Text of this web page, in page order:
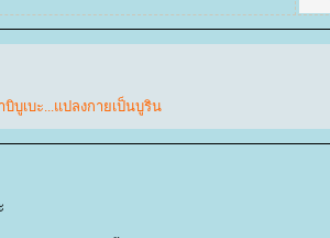
บูเบะ...แปลงกายเป็นบูริน